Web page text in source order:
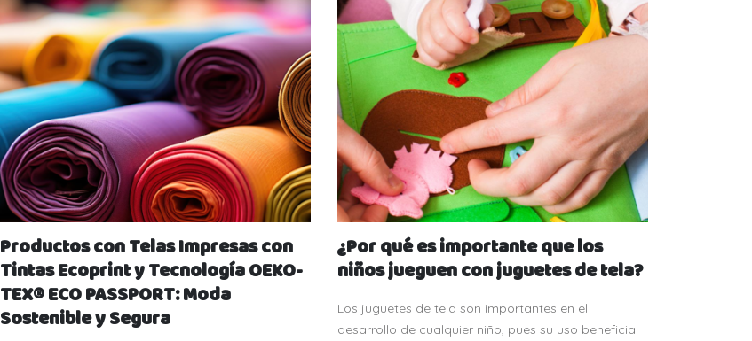
Productos con Telas Impresas con
Tintas Ecoprint y Tecnología OEKO-
TEX® ECO PASSPORT: Moda
Sostenible y Segura
¿Por qué es importante que los
niños jueguen con juguetes de tela?
Los juguetes de tela son importantes en el
desarrollo de cualquier niño, pues su uso beneficia